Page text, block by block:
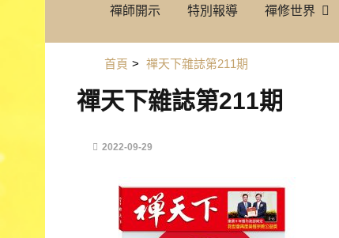
禪師開示 特別報導 禪修世界
首頁 > 禪天下雜誌第211期
禪天下雜誌第211期
2022-09-29